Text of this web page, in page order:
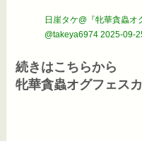
日崖タケ@『牝華貪蟲オ
@takeya6974 2025-09-
続きはこちらから
牝華貪蟲オグフェス